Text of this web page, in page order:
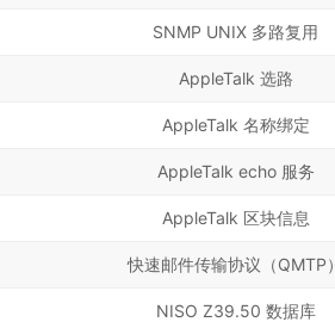
SNMP UNIX 多路复用
AppleTalk 选路
AppleTalk 名称绑定
AppleTalk echo 服务
AppleTalk 区块信息
快速邮件传输协议（QMTP）
NISO Z39.50 数据库